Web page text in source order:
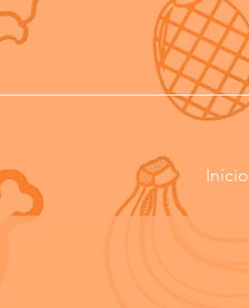
Início